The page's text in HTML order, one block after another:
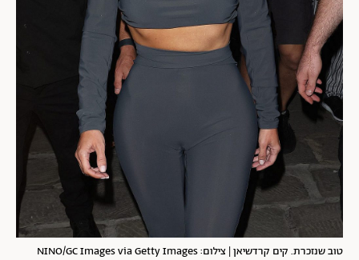
טוב שנזכרת. קים קרדשיאן | צילום: NINO/GC Images via Getty Images